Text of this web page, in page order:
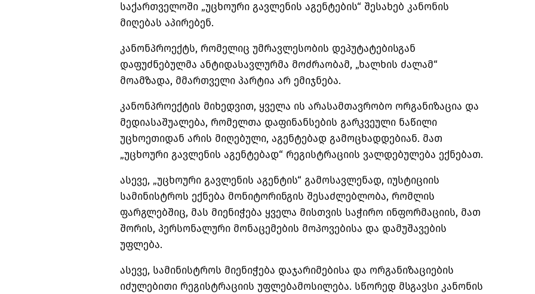
საქართველოში „უცხოური გავლენის აგენტების“ შესახებ კანონის
მიღებას აპირებენ.
კანონპროექტს, რომელიც უმრავლესობის დეპუტატებისგან
დაფუძნებულმა ანტიდასავლურმა მოძრაობამ, „ხალხის ძალამ“
მოამზადა, მმართველი პარტია არ ემიჯნება.
კანონპროექტის მიხედვით, ყველა ის არასამთავრობო ორგანიზაცია და
მედიასაშუალება, რომელთა დაფინანსების გარკვეული ნაწილი
უცხოეთიდან არის მიღებული, აგენტებად გამოცხადდებიან. მათ
„უცხოური გავლენის აგენტებად“ რეგისტრაციის ვალდებულება ექნებათ.
ასევე, „უცხოური გავლენის აგენტის“ გამოსავლენად, იუსტიციის
სამინისტროს ექნება მონიტორინგის შესაძლებლობა, რომლის
ფარგლებშიც, მას მიენიჭება ყველა მისთვის საჭირო ინფორმაციის, მათ
შორის, პერსონალური მონაცემების მოპოვებისა და დამუშავების
უფლება.
ასევე, სამინისტროს მიენიჭება დაჯარიმებისა და ორგანიზაციების
იძულებითი რეგისტრაციის უფლებამოსილება. სწორედ მსგავსი კანონის